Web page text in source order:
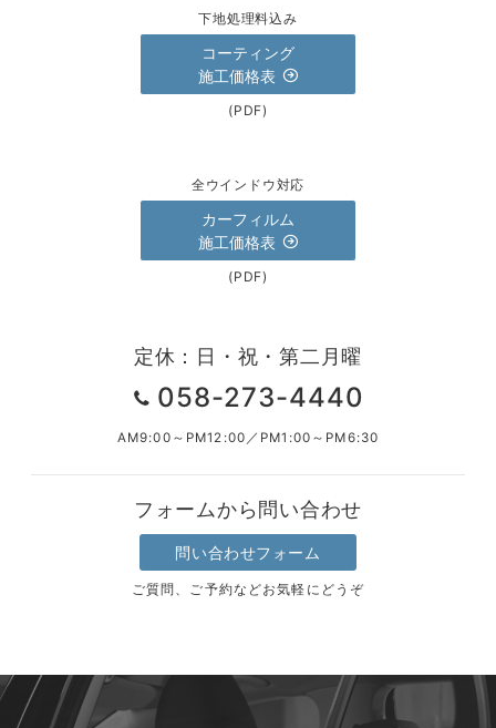
下地処理料込み
コーティング
施工価格表
(PDF)
全ウインドウ対応
カーフィルム
施工価格表
(PDF)
定休：日・祝・第二月曜
058-273-4440
AM9:00～PM12:00／PM1:00～PM6:30
フォームから問い合わせ
問い合わせフォーム
ご質問、ご予約などお気軽にどうぞ